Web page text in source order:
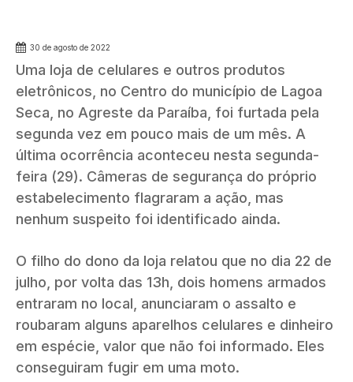
30 de agosto de 2022
Uma loja de celulares e outros produtos
eletrônicos, no Centro do município de Lagoa
Seca, no Agreste da Paraíba, foi furtada pela
segunda vez em pouco mais de um mês. A
última ocorrência aconteceu nesta segunda-
feira (29). Câmeras de segurança do próprio
estabelecimento flagraram a ação, mas
nenhum suspeito foi identificado ainda.
O filho do dono da loja relatou que no dia 22 de
julho, por volta das 13h, dois homens armados
entraram no local, anunciaram o assalto e
roubaram alguns aparelhos celulares e dinheiro
em espécie, valor que não foi informado. Eles
conseguiram fugir em uma moto.